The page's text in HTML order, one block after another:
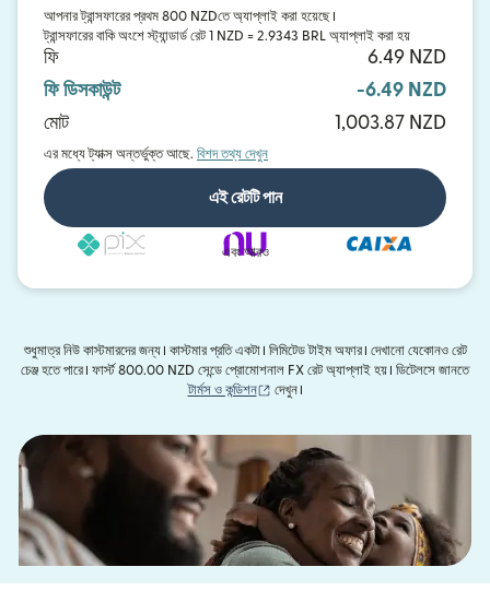
আপনার ট্রান্সফারের প্রথম 800 NZDতে অ্যাপ্লাই করা হয়েছে।
ট্রান্সফারের বাকি অংশে স্ট্যান্ডার্ড রেট 1 NZD = 2.9343 BRL অ্যাপ্লাই করা হয়
ফি
6.49 NZD
ফি ডিসকাউন্ট
-6.49 NZD
মোট
1,003.87 NZD
এর মধ্যে ট্যাক্স অন্তর্ভুক্ত আছে. বিশদ তথ্য দেখুন
এই রেটটি পান
এবং আরও
শুধুমাত্র নিউ কাস্টমারদের জন্য। কাস্টমার প্রতি একটা। লিমিটেড টাইম অফার। দেখানো যেকোনও রেট
চেঞ্জ হতে পারে। ফার্স্ট 800.00 NZD সেন্ডে প্রোমোশনাল FX রেট অ্যাপ্লাই হয়। ডিটেলসে জানতে
টার্মস ও কন্ডিশন
(নতুন উইন্ডোতে খুলবে)
দেখুন।